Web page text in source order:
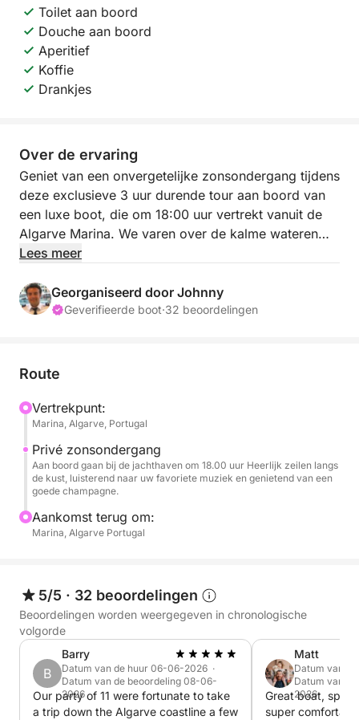
Toilet aan boord
Douche aan boord
Aperitief
Koffie
Drankjes
Over de ervaring
Geniet van een onvergetelijke zonsondergang tijdens
deze exclusieve 3 uur durende tour aan boord van
een luxe boot, die om 18:00 uur vertrekt vanuit de
Algarve Marina. We varen over de kalme wateren
van de Ria Formosa en omgeving terwijl de zon
ontspanning, feestvieren of gewoon bezinning.
drankjes (wijn, bier, sappen, water) en lichte snacks
achtergrondmuziek kan worden aangepast met uw
eigen afspeellijst dankzij het professionele
geluidssysteem van de boot.
Om de ervaring nog completer te maken, bieden we
aan om verborgen stranden of meer afgelegen en
bijzondere gebieden te verkennen die alleen via zee
Ideaal voor stellen, groepen vrienden of een
speciale gelegenheid, deze ervaring combineert de
charme van een zonsondergang met het comfort
van een exclusieve service.
Lees meer
Georganiseerd door Johnny
Geverifieerde boot·32 beoordelingen
Route
Vertrekpunt:
Marina, Algarve, Portugal
Privé zonsondergang
Aan boord gaan bij de jachthaven om 18.00 uur Heerlijk zeilen langs
de kust, luisterend naar uw favoriete muziek en genietend van een
goede champagne.
Aankomst terug om:
Marina, Algarve Portugal
5/5 · 32 beoordelingen
Beoordelingen worden weergegeven in chronologische
volgorde
B
Barry
Datum van de huur 06-06-2026 ·
Datum van de beoordeling 08-06-
2026
Our party of 11 were fortunate to take
a trip down the Algarve coastline a few
Matt
Datum van
Datum van
2026
Great boat,
super